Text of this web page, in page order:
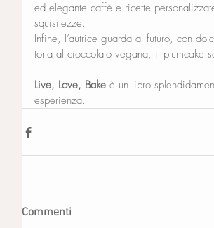
ed elegante caffè e ricette
squisitezze.
Infine, l’autrice guarda al futuro, con
torta al cioccolato vegana, il plumcake
Live, Love, Bake è un libro
esperienza.
Commenti